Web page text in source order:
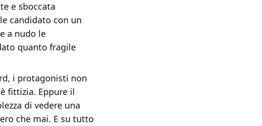
e sboccata
candidato con un
a nudo le
quanto fragile
i protagonisti non
fittizia. Eppure il
di vedere una
che mai. E su tutto